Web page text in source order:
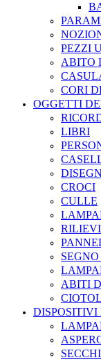
PEZZI
ABITO
CORI
OGGETTI
LIBRI
CROCI
CULLE
RILIEVI
ABITI